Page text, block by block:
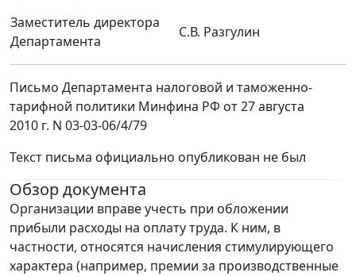
Заместитель директора
Департамента
С.В. Разгулин
Письмо Департамента налоговой и таможенно-
тарифной политики Минфина РФ от 27 августа
2010 г. N 03-03-06/4/79
Текст письма официально опубликован не был
Обзор документа
Организации вправе учесть при обложении
прибыли расходы на оплату труда. К ним, в
частности, относятся начисления стимулирующего
характера (например, премии за производственные